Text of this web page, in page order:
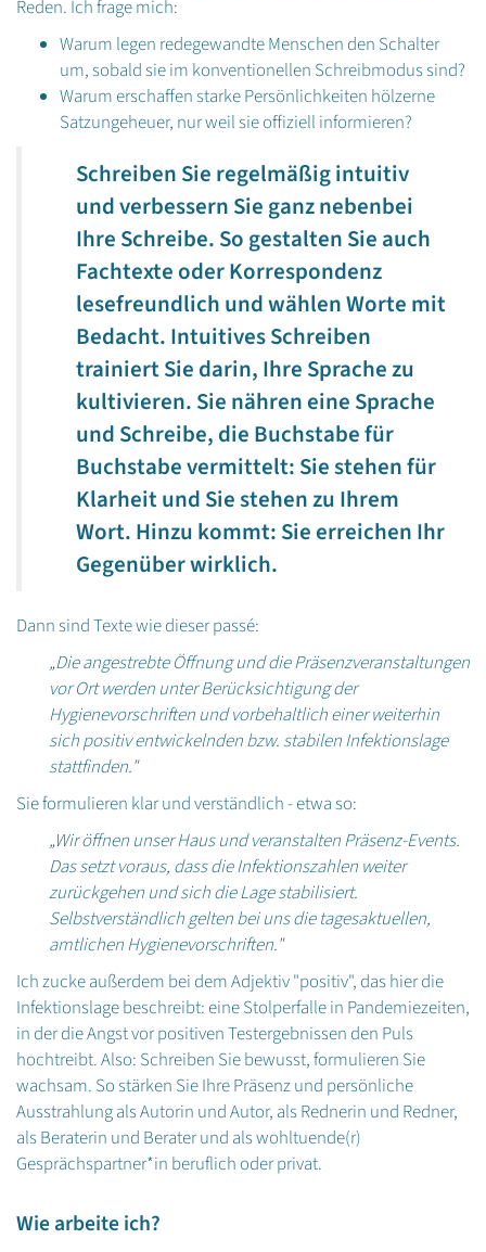
Reden. Ich frage mich:
Warum legen redegewandte Menschen den Schalter
um, sobald sie im konventionellen Schreibmodus sind?
Warum erschaffen starke Persönlichkeiten hölzerne
Satzungeheuer, nur weil sie offiziell informieren?
Schreiben Sie regelmäßig intuitiv
und verbessern Sie ganz nebenbei
Ihre Schreibe. So gestalten Sie auch
Fachtexte oder Korrespondenz
lesefreundlich und wählen Worte mit
Bedacht. Intuitives Schreiben
trainiert Sie darin, Ihre Sprache zu
kultivieren. Sie nähren eine Sprache
und Schreibe, die Buchstabe für
Buchstabe vermittelt: Sie stehen für
Klarheit und Sie stehen zu Ihrem
Wort. Hinzu kommt: Sie erreichen Ihr
Gegenüber wirklich.
Dann sind Texte wie dieser passé:
„Die angestrebte Öffnung und die Präsenzveranstaltungen
vor Ort werden unter Berücksichtigung der
Hygienevorschriften und vorbehaltlich einer weiterhin
sich positiv entwickelnden bzw. stabilen Infektionslage
stattfinden."
Sie formulieren klar und verständlich - etwa so:
„Wir öffnen unser Haus und veranstalten Präsenz-Events.
Das setzt voraus, dass die Infektionszahlen weiter
zurückgehen und sich die Lage stabilisiert.
Selbstverständlich gelten bei uns die tagesaktuellen,
amtlichen Hygienevorschriften."
Ich zucke außerdem bei dem Adjektiv "positiv", das hier die
Infektionslage beschreibt: eine Stolperfalle in Pandemiezeiten,
in der die Angst vor positiven Testergebnissen den Puls
hochtreibt. Also: Schreiben Sie bewusst, formulieren Sie
wachsam. So stärken Sie Ihre Präsenz und persönliche
Ausstrahlung als Autorin und Autor, als Rednerin und Redner,
als Beraterin und Berater und als wohltuende(r)
Gesprächspartner*in beruflich oder privat.
Wie arbeite ich?